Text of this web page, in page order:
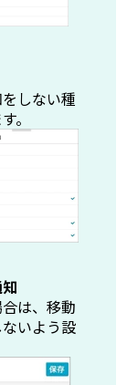
しない種
。
は、移動
いよう設